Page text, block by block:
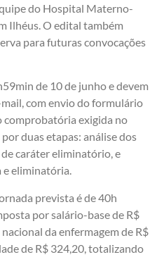
do Hospital Materno-
Ilhéus. O edital também
para futuras convocações
de 10 de junho e devem
com envio do formulário
comprobatória exigida no
duas etapas: análise dos
caráter eliminatório, e
e eliminatória.
prevista é de 40h
por salário-base de R$
da enfermagem de R$
de R$ 324,20, totalizando